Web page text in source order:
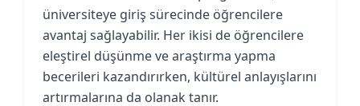
üniversiteye giriş sürecinde öğrencilere
avantaj sağlayabilir. Her ikisi de öğrencilere
eleştirel düşünme ve araştırma yapma
becerileri kazandırırken, kültürel anlayışlarını
artırmalarına da olanak tanır.